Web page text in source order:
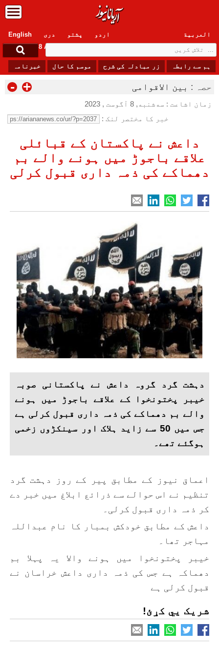
English دری پشتو العربیة
اردو
Saturday, 8 August , 2026
ہم سے رابطہ زر مبادلہ کی شرح موسم کا حال خبرنامہ
حصہ : بین الاقوامی - +
زمان اشاعت : سه‌شنبه, 8 آگوست , 2023
خبر کا مختصر لنک :
داعش نے پاکستان کے قبائلی
علاقے باجوڑ میں ہونے والے بم
دھماکے کی ذمہ داری قبول کرلی
دہشت گرد گروہ داعش نے پاکستانی صوبہ
خیبر پختونخوا کے علاقے باجوڑ میں ہونے
والے بم دھماکے کی ذمہ داری قبول کرلی ہے
جس میں 50 سے زاید ہلاک اور سینکڑوں زخمی
ہوگئے تھے۔
اعماق نیوز کے مطابق پیر کے روز دہشت گرد
تنظیم نے اس حوالے سے ذرائع ابلاغ میں خبر دے
کر ذمہ داری قبول کرلی۔
داعش کے مطابق خودکش بمبار کا نام عبداللہ
مہاجر تھا۔
خیبر پختونخوا میں ہونے والا یہ پہلا بم
دھماکہ ہے جس کی ذمہ داری داعش خراسان نے
قبول کرلی ہے
شریک یي کړئ!